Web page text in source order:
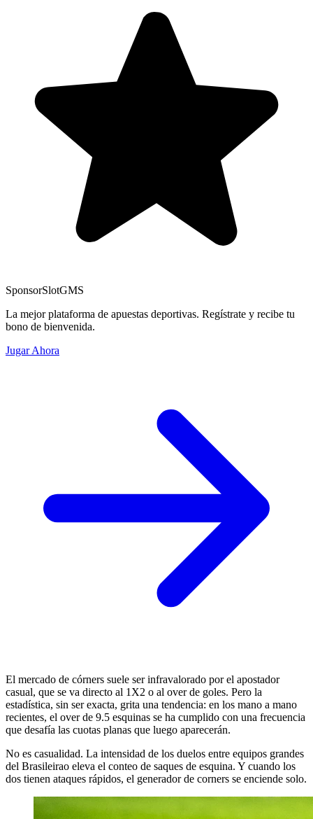
SponsorSlotGMS
La mejor plataforma de apuestas deportivas. Regístrate y recibe tu
bono de bienvenida.
Jugar Ahora
El mercado de córners suele ser infravalorado por el apostador
casual, que se va directo al 1X2 o al over de goles. Pero la
estadística, sin ser exacta, grita una tendencia: en los mano a mano
recientes, el over de 9.5 esquinas se ha cumplido con una frecuencia
que desafía las cuotas planas que luego aparecerán.
No es casualidad. La intensidad de los duelos entre equipos grandes
del Brasileirao eleva el conteo de saques de esquina. Y cuando los
dos tienen ataques rápidos, el generador de corners se enciende solo.